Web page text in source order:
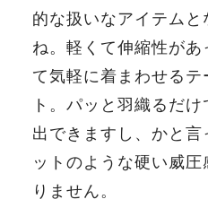
的な扱いなアイテム
ね。軽くて伸縮性があ
て気軽に着まわせるテ
ト。パッと羽織るだ
出できますし、かと
ットのような硬い威
りません。